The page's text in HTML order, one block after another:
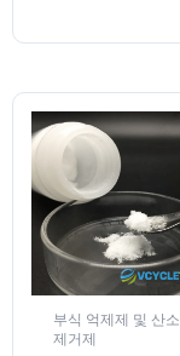
부식 억제제 및 산소
제거제